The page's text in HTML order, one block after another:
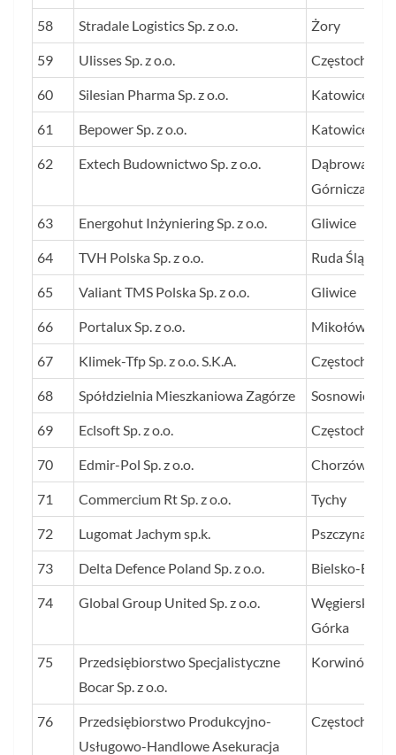
58 Stradale Logistics Sp. z o.o. Żory
59 Ulisses Sp. z o.o. Częstochowa
60 Silesian Pharma Sp. z o.o. Katowice
61 Bepower Sp. z o.o. Katowice
62 Extech Budownictwo Sp. z o.o.
Dąbrowa
Górnicza
63 Energohut Inżyniering Sp. z o.o. Gliwice
64 TVH Polska Sp. z o.o. Ruda Śląska
65 Valiant TMS Polska Sp. z o.o. Gliwice
66 Portalux Sp. z o.o. Mikołów
67 Klimek-Tfp Sp. z o.o. S.K.A. Częstochowa
68 Spółdzielnia Mieszkaniowa Zagórze Sosnowiec
69 Eclsoft Sp. z o.o. Częstochowa
70 Edmir-Pol Sp. z o.o. Chorzów
71 Commercium Rt Sp. z o.o. Tychy
72 Lugomat Jachym sp.k. Pszczyna
73 Delta Defence Poland Sp. z o.o. Bielsko-Biała
74 Global Group United Sp. z o.o.
Węgierska
Górka
75
Przedsiębiorstwo Specjalistyczne
Bocar Sp. z o.o.
Korwinów
76
Przedsiębiorstwo Produkcyjno-
Usługowo-Handlowe Asekuracja
Częstochowa